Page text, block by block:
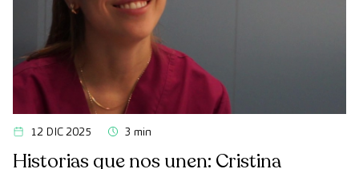
12 DIC 2025 3 min
Historias que nos unen: Cristina